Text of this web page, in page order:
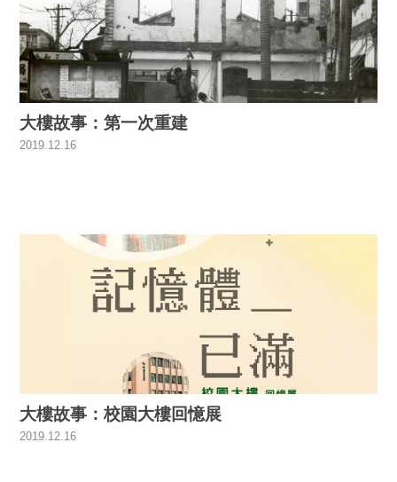
大樓故事：第一次重建
2019.12.16
大樓故事：校園大樓回憶展
2019.12.16